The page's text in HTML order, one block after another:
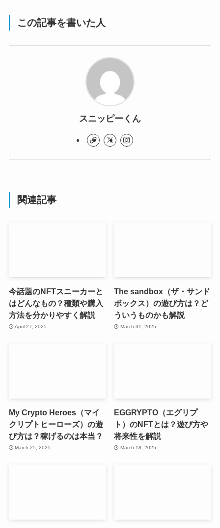
この記事を書いた人
スニッピーくん
関連記事
今話題のNFTスニーカーと
はどんなもの？種類や購入
方法を分かりやすく解説
April 27, 2025
The sandbox（ザ・サンド
ボックス）の遊び方は？ど
ういうものかも解説
March 31, 2025
My Crypto Heroes（マイ
クリプトヒーローズ）の遊
び方は？稼げるのは本当？
March 25, 2025
EGGRYPTO（エグリプ
ト）のNFTとは？遊び方や
将来性を解説
March 18, 2025